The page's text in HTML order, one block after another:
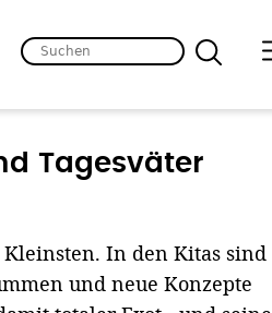
Tagesväter
In den Kitas sind
und neue Konzepte